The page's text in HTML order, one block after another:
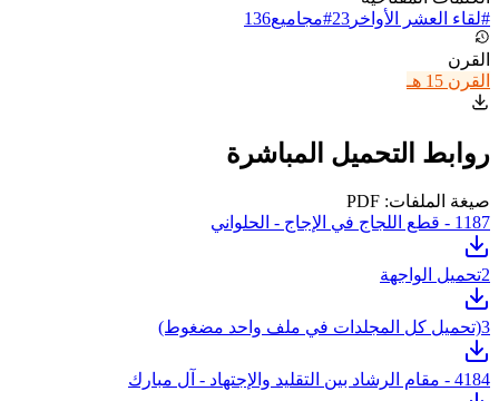
#لقاء العشر الأواخر 23
#مجاميع136
القرن
القرن 15 هـ
روابط التحميل المباشرة
صيغة الملفات: PDF
1187 - قطع اللجاج في الإجاج - الحلواني
2تحميل الواجهة
3(تحميل كل المجلدات في ملف واحد مضغوط)
4184 - مقام الرشاد بين التقليد والإجتهاد - آل مبارك